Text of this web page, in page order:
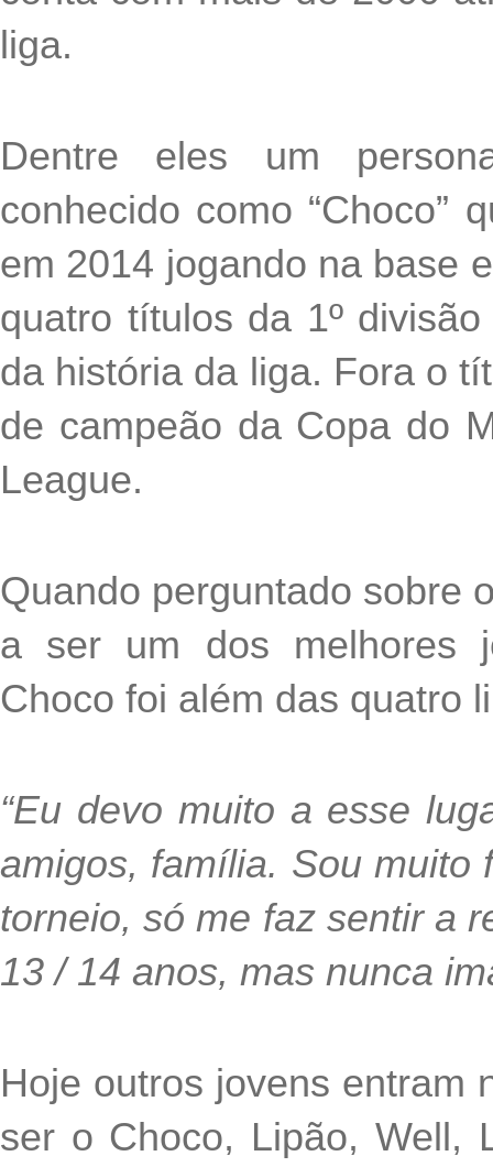
liga.
Dentre eles um
conhecido como “Choco”
em 2014 jogando na base
quatro títulos da 1º
da história da liga. Fora o
de campeão da Copa do
League.
Quando perguntado sobre
a ser um dos melhores
Choco foi além das quatro
“Eu devo muito a esse
amigos, família. Sou muito
torneio, só me faz sentir a
13 / 14 anos, mas nunca
Hoje outros jovens entram
ser o Choco, Lipão, Well,